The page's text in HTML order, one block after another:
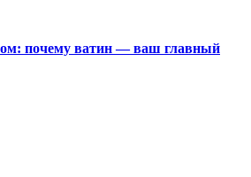
почему ватин — ваш главный